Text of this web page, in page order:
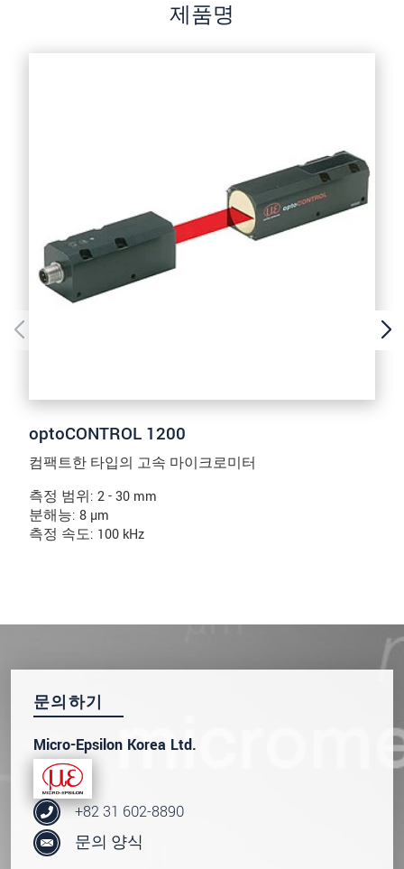
제품명
optoCONTROL 1200
컴팩트한 타입의 고속 마이크로미터
측정 범위: 2 - 30 mm
분해능: 8 µm
측정 속도: 100 kHz
문의하기
Micro-Epsilon Korea Ltd.
+82 31 602-8890
문의 양식